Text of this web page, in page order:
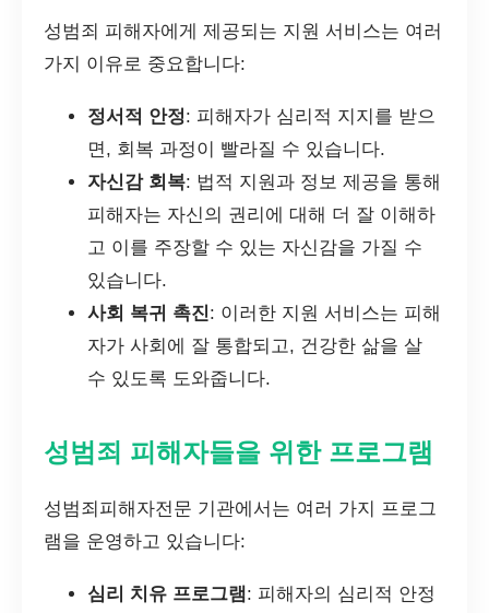
성범죄 피해자에게 제공되는 지원 서비스는 여러
가지 이유로 중요합니다:
정서적 안정: 피해자가 심리적 지지를 받으
면, 회복 과정이 빨라질 수 있습니다.
자신감 회복: 법적 지원과 정보 제공을 통해
피해자는 자신의 권리에 대해 더 잘 이해하
고 이를 주장할 수 있는 자신감을 가질 수
있습니다.
사회 복귀 촉진: 이러한 지원 서비스는 피해
자가 사회에 잘 통합되고, 건강한 삶을 살
수 있도록 도와줍니다.
성범죄 피해자들을 위한 프로그램
성범죄피해자전문 기관에서는 여러 가지 프로그
램을 운영하고 있습니다:
심리 치유 프로그램: 피해자의 심리적 안정